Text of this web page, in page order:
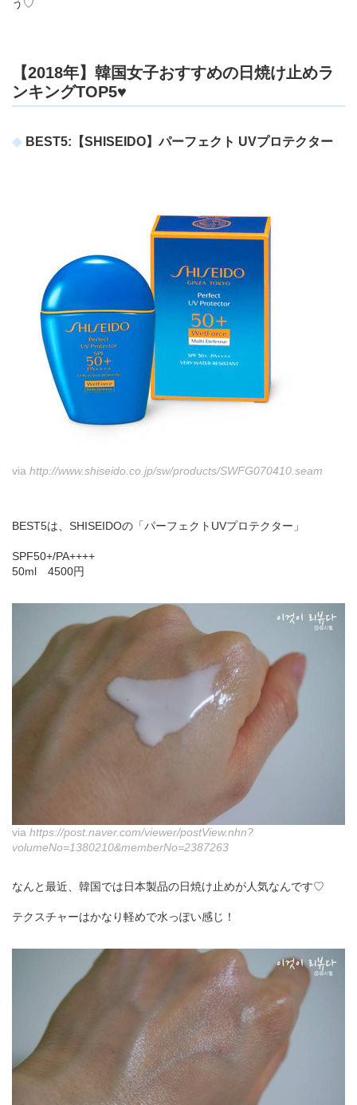
う♡
【2018年】韓国女子おすすめの日焼け止めラ
ンキングTOP5♥
BEST5:【SHISEIDO】パーフェクト UVプロテクター
via http://www.shiseido.co.jp/sw/products/SWFG070410.seam
BEST5は、SHISEIDOの「パーフェクトUVプロテクター」
SPF50+/PA++++
50ml 4500円
via https://post.naver.com/viewer/postView.nhn?
volumeNo=1380210&memberNo=2387263
なんと最近、韓国では日本製品の日焼け止めが人気なんです♡
テクスチャーはかなり軽めで水っぽい感じ！